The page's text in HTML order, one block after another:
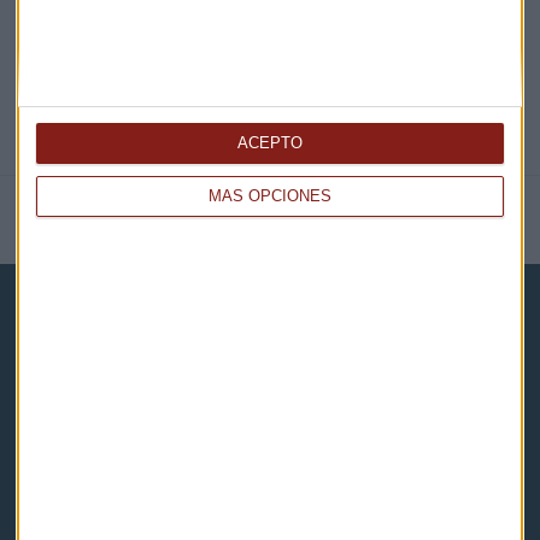
MÁS OPCIONES
ACEPTO
NOTICIAS RELACIONADAS